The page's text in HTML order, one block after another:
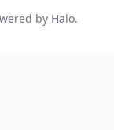
by Halo.